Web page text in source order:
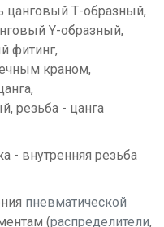
цанговый Т-образный,
Y-образный,
фитинг,
краном,
резьба - цанга
- внутренняя резьба
пневматической
(распределители,